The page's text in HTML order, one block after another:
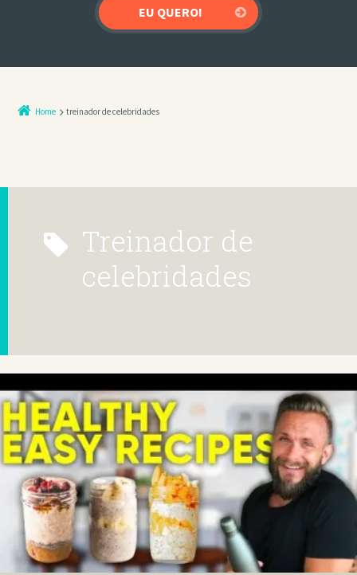
Home treinador de celebridades
treinador de
celebridades